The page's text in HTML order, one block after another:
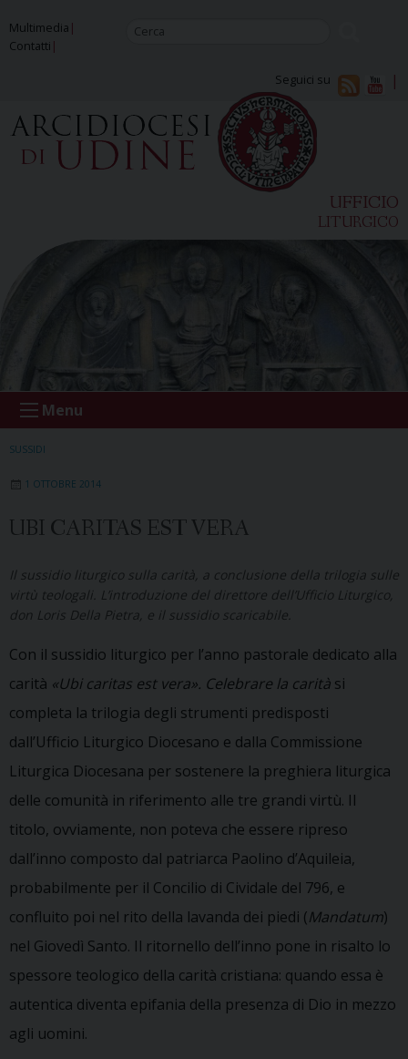
to
content
Multimedia
Contatti
Seguici su
UFFICIO
LITURGICO
Menu
SUSSIDI
1 OTTOBRE 2014
UBI CARITAS EST VERA
Il sussidio liturgico sulla carità, a conclusione della trilogia sulle
virtù teologali. L’introduzione del direttore dell’Ufficio Liturgico,
don Loris Della Pietra, e il sussidio scaricabile.
Con il sussidio liturgico per l’anno pastorale dedicato alla
carità «Ubi caritas est vera». Celebrare la carità si
completa la trilogia degli strumenti predisposti
dall’Ufficio Liturgico Diocesano e dalla Commissione
Liturgica Diocesana per sostenere la preghiera liturgica
delle comunità in riferimento alle tre grandi virtù. Il
titolo, ovviamente, non poteva che essere ripreso
dall’inno composto dal patriarca Paolino d’Aquileia,
probabilmente per il Concilio di Cividale del 796, e
confluito poi nel rito della lavanda dei piedi (Mandatum)
nel Giovedì Santo. Il ritornello dell’inno pone in risalto lo
spessore teologico della carità cristiana: quando essa è
autentica diventa epifania della presenza di Dio in mezzo
agli uomini.